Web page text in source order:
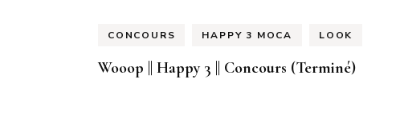
CONCOURS HAPPY 3 MOCA LOOK
Wooop || Happy 3 || Concours (Terminé)